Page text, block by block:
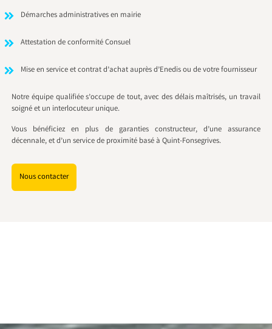
Démarches administratives en mairie
Attestation de conformité Consuel
Mise en service et contrat d’achat auprès d’Enedis ou de votre fournisseur
Notre équipe qualifiée s’occupe de tout, avec des délais maîtrisés, un travail
soigné et un interlocuteur unique.
Vous bénéficiez en plus de garanties constructeur, d’une assurance
décennale, et d’un service de proximité basé à Quint-Fonsegrives.
Nous contacter